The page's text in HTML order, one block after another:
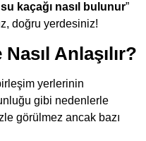
su kaçağı nasıl bulunur”
doğru yerdesiniz!
Anlaşılır?
yerlerinin
gibi nedenlerle
görülmez ancak bazı